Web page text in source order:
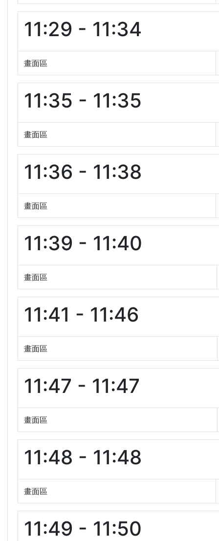
11:29 - 11:34
畫面區
11:35 - 11:35
畫面區
11:36 - 11:38
畫面區
11:39 - 11:40
畫面區
11:41 - 11:46
畫面區
11:47 - 11:47
畫面區
11:48 - 11:48
畫面區
11:49 - 11:50